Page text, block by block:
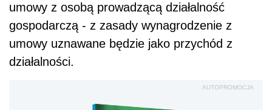
umowy z osobą prowadzącą działalność
gospodarczą - z zasady wynagrodzenie z
umowy uznawane będzie jako przychód z
działalności.
AUTOPROMOCJA